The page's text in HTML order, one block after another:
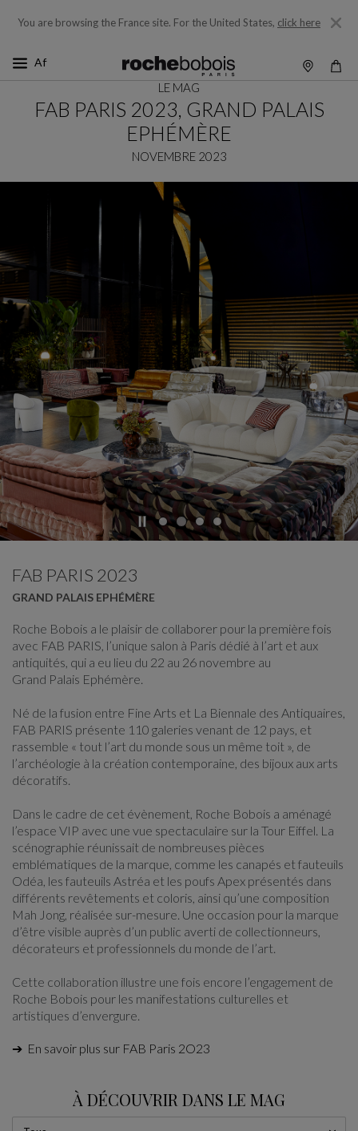
You are browsing the France site. For the United States, click here
LE MAG
FAB PARIS 2023, GRAND PALAIS
EPHÉMÈRE
NOVEMBRE 2023
FAB PARIS 2023
GRAND PALAIS EPHÉMÈRE
Roche Bobois a le plaisir de collaborer pour la première fois
avec FAB PARIS, l’unique salon à Paris dédié à l’art et aux
antiquités, qui a eu lieu du 22 au 26 novembre au
Grand Palais Ephémère.
Né de la fusion entre Fine Arts et La Biennale des Antiquaires,
FAB PARIS présente 110 galeries venant de 12 pays, et
rassemble « tout l’art du monde sous un même toit », de
l’archéologie à la création contemporaine, des bijoux aux arts
décoratifs.
Dans le cadre de cet évènement, Roche Bobois a aménagé
l’espace VIP avec une vue spectaculaire sur la Tour Eiffel. La
scénographie réunissait de nombreuses pièces
emblématiques de la marque, comme les canapés et fauteuils
Odéa, les fauteuils Astréa et les poufs Apex présentés dans
différents revêtements et coloris, ainsi qu’une composition
Mah Jong, réalisée sur-mesure. Une occasion pour la marque
d’être visible auprès d’un public averti de collectionneurs,
décorateurs et professionnels du monde de l’art.
Cette collaboration illustre une fois encore l’engagement de
Roche Bobois pour les manifestations culturelles et
artistiques d’envergure.
➔ En savoir plus sur FAB Paris 2O23
À DÉCOUVRIR DANS LE MAG